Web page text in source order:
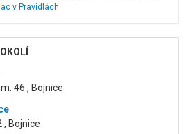
v Pravidlách
46 , Bojnice
, Bojnice